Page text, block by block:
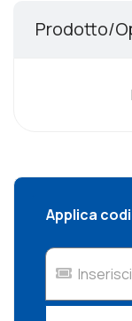
Prodotto/
Applica